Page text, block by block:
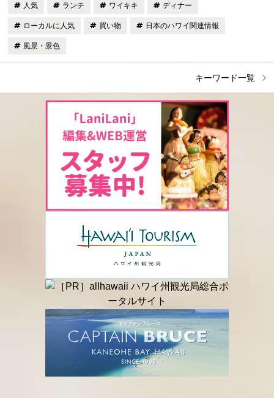
人気 ランチ ワイキキ ディナー
ローカルに人気 買い物 日本のハワイ関連情報
風景・景色
キーワード一覧